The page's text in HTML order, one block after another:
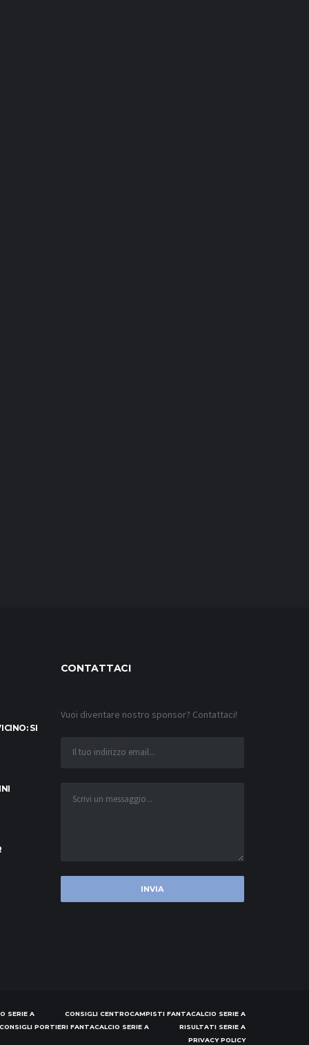
SI
CONTATTACI
Vuoi diventare nostro sponsor? Contattaci!
SERIE A
CONSIGLI CENTROCAMPISTI FANTACALCIO SERIE A
CONSIGLI PORTIERI FANTACALCIO SERIE A
RISULTATI SERIE A
PRIVACY POLICY